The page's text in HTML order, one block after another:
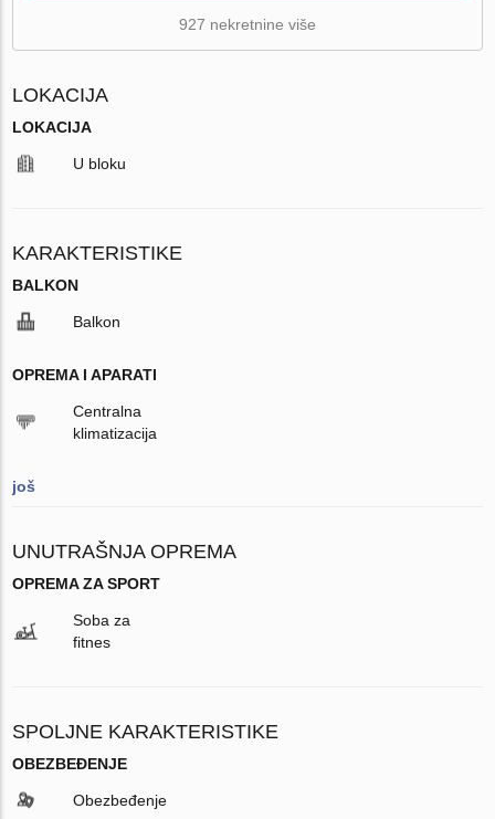
927 nekretnine više
LOKACIJA
LOKACIJA
U bloku
KARAKTERISTIKE
BALKON
Balkon
OPREMA I APARATI
Centralna
klimatizacija
još
UNUTRAŠNJA OPREMA
OPREMA ZA SPORT
Soba za
fitnes
SPOLJNE KARAKTERISTIKE
OBEZBEĐENJE
Obezbeđenje